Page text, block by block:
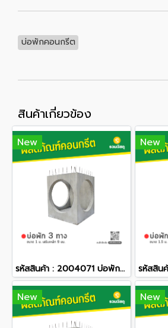
บ่อพักคอนกรีต
สินค้าเกี่ยวข้อง
New
รหัสสินค้า : 2004071 บ่อพักคอนกรีต 3 ทาง ขนาด 1 ม. เสริมเหล็ก 9 มม.
New
New New